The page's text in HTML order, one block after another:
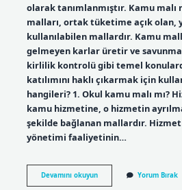
olarak tanımlanmıştır. Kamu malı
malları, ortak tüketime açık olan,
kullanılabilen mallardır. Kamu
gelmeyen karlar üretir ve
kirlilik kontrolü gibi temel
katılımını haklı çıkarmak için
hangileri? 1. Okul kamu malı mı?
kamu hizmetine, o hizmetin
şekilde bağlanan mallardır.
yönetimi faaliyetinin…
Devamını okuyunKamu
Malı
Yorum Bırak